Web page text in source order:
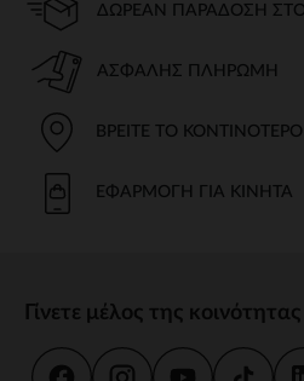
ΔΩΡΕΆΝ ΠΑΡΆΔΟΣΗ
ΑΣΦΑΛΉΣ ΠΛΗΡΩΜΉ
ΒΡΕΊΤΕ ΤΟ
ΕΦΑΡΜΟΓΉ ΓΙΑ ΚΙΝΗΤΆ
Γίνετε μέλος της κοινότητας